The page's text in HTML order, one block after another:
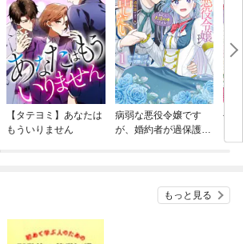
【タテヨミ】あなたは
もういりません
病弱な悪役令嬢です
が、婚約者が過保護す
公
もっと見る